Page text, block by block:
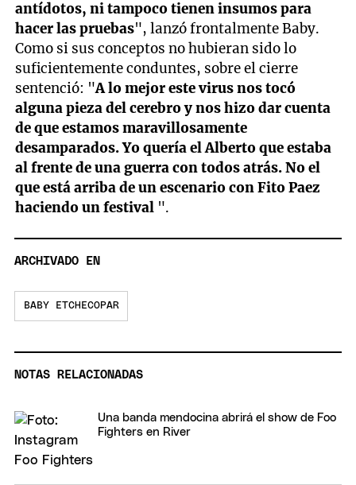
antídotos, ni tampoco tienen insumos para
hacer las pruebas", lanzó frontalmente Baby.
Como si sus conceptos no hubieran sido lo
suficientemente conduntes, sobre el cierre
sentenció: "A lo mejor este virus nos tocó
alguna pieza del cerebro y nos hizo dar cuenta
de que estamos maravillosamente
desamparados. Yo quería el Alberto que estaba
al frente de una guerra con todos atrás. No el
que está arriba de un escenario con Fito Paez
haciendo un festival ".
ARCHIVADO EN
BABY ETCHECOPAR
NOTAS RELACIONADAS
Una banda mendocina abrirá el show de Foo
Fighters en River